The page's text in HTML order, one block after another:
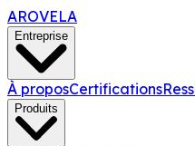
AROVELA
Entreprise
À proposCertifications
Produits